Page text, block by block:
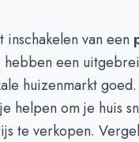
van een
hebben een
huizenmarkt
helpen om je huis
te verkopen.